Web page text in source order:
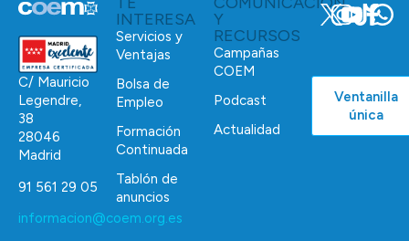
C/ Mauricio
Legendre,
38
28046
Madrid
91 561 29 05
informacion@coem.org.es
INTERESA
Servicios y
Ventajas
Bolsa de
Empleo
Formación
Continuada
Tablón de
anuncios
Y
RECURSOS
Campañas
COEM
Podcast
Actualidad
Ventanilla
única